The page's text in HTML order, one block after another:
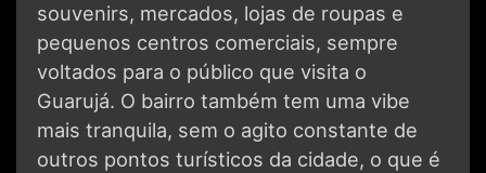
souvenirs, mercados, lojas de roupas e
pequenos centros comerciais, sempre
voltados para o público que visita o
Guarujá. O bairro também tem uma vibe
mais tranquila, sem o agito constante de
outros pontos turísticos da cidade, o que é